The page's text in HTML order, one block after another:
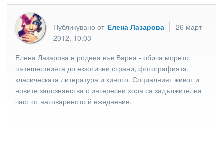
Публикувано от Елена Лазарова
26 март
2012, 10:03
Елена Лазарова е родена във Варна - обича морето,
пътешествията до екзотични страни, фотографията,
класическата литература и киното. Социалният живот и
новите запознанства с интересни хора са задължителна
част от натовареното й ежедневие.